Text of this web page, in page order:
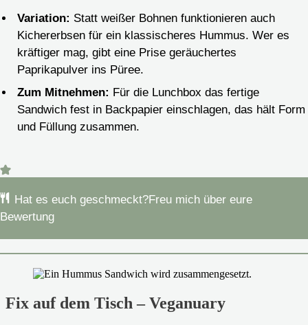
Variation: Statt weißer Bohnen funktionieren auch
Kichererbsen für ein klassischeres Hummus. Wer es
kräftiger mag, gibt eine Prise geräuchertes
Paprikapulver ins Püree.
Zum Mitnehmen: Für die Lunchbox das fertige
Sandwich fest in Backpapier einschlagen, das hält Form
und Füllung zusammen.
Hat es euch geschmeckt?Freu mich über eure
Bewertung
Fix auf dem Tisch – Veganuary